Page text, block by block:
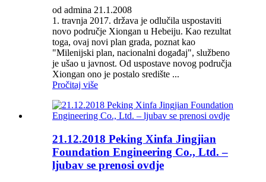
od admina 21.1.2008
1. travnja 2017. država je odlučila uspostaviti
novo područje Xiongan u Hebeiju. Kao rezultat
toga, ovaj novi plan grada, poznat kao
"Milenijski plan, nacionalni događaj", službeno
je ušao u javnost. Od uspostave novog područja
Xiongan ono je postalo središte ...
Pročitaj više
21.12.2018 Peking Xinfa Jingjian
Foundation Engineering Co., Ltd. –
ljubav se prenosi ovdje